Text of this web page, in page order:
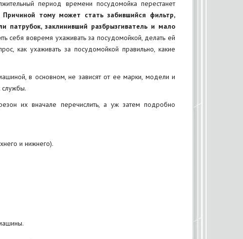
период времени посудомойка перестанет
Причиной тому может стать забившийся фильтр,
патрубок, заклинивший разбрызгиватель и мало
себя вовремя ухаживать за посудомойкой, делать ей
как ухаживать за посудомойкой правильно, какие
в основном, не зависят от ее марки, модели и
службы.
их вначале перечислить, а уж затем подробно
и нижнего).